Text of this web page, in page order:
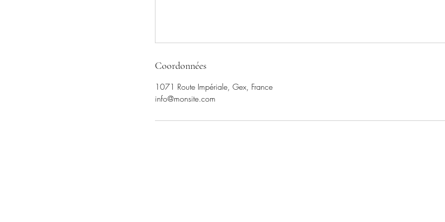
Coordonnées
1071 Route Impériale, Gex, France
info@monsite.com